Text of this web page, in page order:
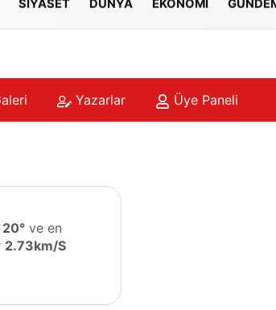
SİYASET DÜNYA EKONOMİ
Yazarlar Üye Paneli
20°ve en
2.73km/S